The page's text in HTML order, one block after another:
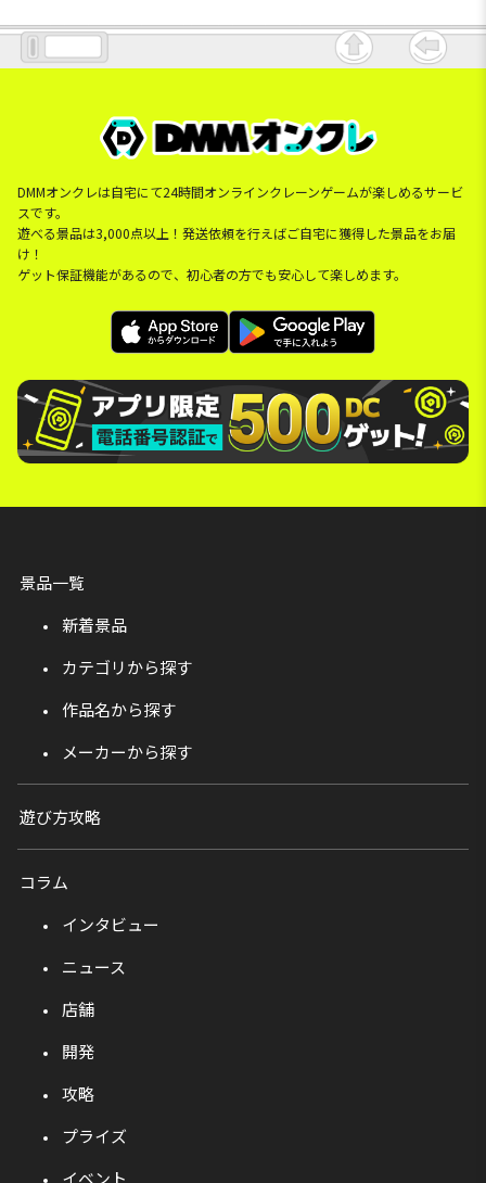
DMMオンクレは自宅にて24時間オンラインクレーンゲームが楽しめるサービ
スです。
遊べる景品は3,000点以上！発送依頼を行えばご自宅に獲得した景品をお届
け！
ゲット保証機能があるので、初心者の方でも安心して楽しめます。
景品一覧
新着景品
カテゴリから探す
作品名から探す
メーカーから探す
遊び方攻略
コラム
インタビュー
ニュース
店舗
開発
攻略
プライズ